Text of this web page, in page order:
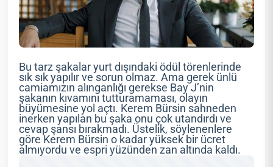
Bu tarz şakalar yurt dışındaki ödül törenlerinde
sık sık yapılır ve sorun olmaz. Ama gerek ünlü
camiamızın alınganlığı gerekse Bay J’nin
şakanın kıvamını tutturamaması, olayın
büyümesine yol açtı. Kerem Bürsin sahneden
inerken yapılan bu şaka onu çok utandırdı ve
cevap şansı bırakmadı. Üstelik, söylenenlere
göre Kerem Bürsin o kadar yüksek bir ücret
almıyordu ve espri yüzünden zan altında kaldı.